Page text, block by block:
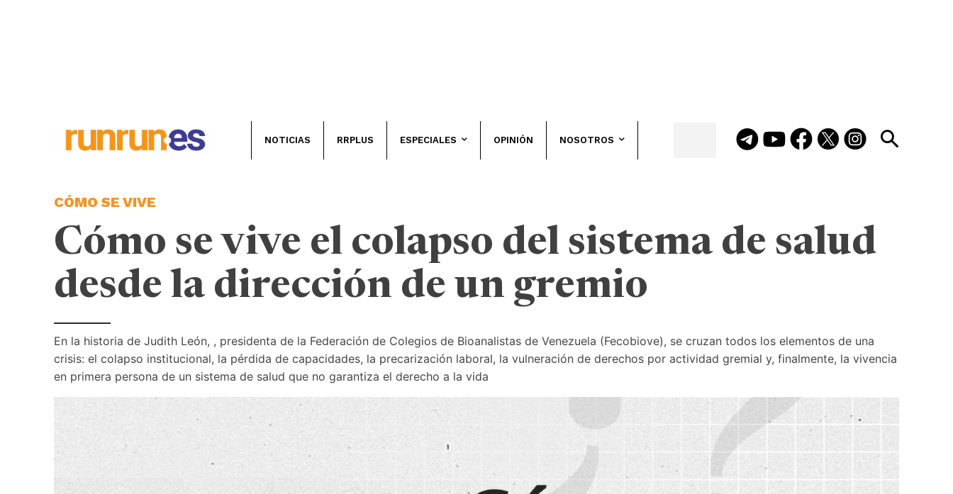
NOTICIAS RRPLUS ESPECIALES OPINIÓN NOSOTROS
CÓMO SE VIVE
Cómo se vive el colapso del sistema de salud
desde la dirección de un gremio
En la historia de Judith León, , presidenta de la Federación de Colegios de Bioanalistas de Venezuela (Fecobiove), se cruzan todos los elementos de una
crisis: el colapso institucional, la pérdida de capacidades, la precarización laboral, la vulneración de derechos por actividad gremial y, finalmente, la vivencia
en primera persona de un sistema de salud que no garantiza el derecho a la vida